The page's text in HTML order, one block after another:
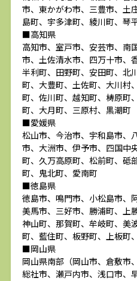
市、東かがわ市、三豊市、土
島町、宇多津町、綾川町、琴
■高知県
高知市、室戸市、安芸市、南
市、土佐清水市、四万十市、
半利町、田野町、安田町、北
町、大豊町、土佐町、大川村
町、佐川町、越知町、梼原町
町、大月町、三原村、黒潮町
■愛媛県
松山市、今治市、宇和島市、
市、大洲市、伊予市、四国中
町、久万高原町、松前町、砥
町、鬼北町、愛南町
■徳島県
徳島市、鳴門市、小松島市、
美馬市、三好市、勝浦町、上
神山町、那賀町、牟岐町、美
町、藍住町、板野町、上板町
■岡山県
岡山県南部（岡山市、倉敷市
総社市、瀬戸内市、浅口市、